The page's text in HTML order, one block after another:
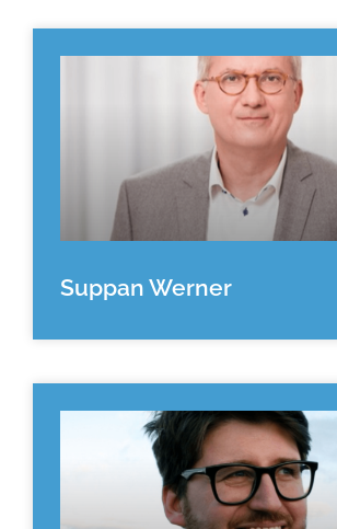
Suppan Werner